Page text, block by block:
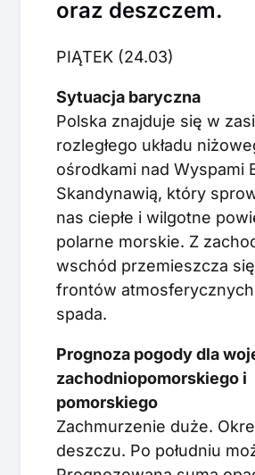
oraz deszczem.
PIĄTEK (24.03)
Sytuacja baryczna
Polska znajduje się w
rozległego układu
ośrodkami nad Wyspami
Skandynawią, który
nas ciepłe i wilgotne
polarne morskie. Z
wschód przemieszcza się
frontów
spada.
Prognoza pogody dla
zachodniopomorskiego i
pomorskiego
Zachmurzenie duże.
deszczu. Po południu